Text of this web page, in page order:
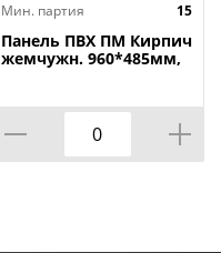
Мин. партия
15
Панель ПВХ ПМ Кирпич
жемчужн. 960*485мм,